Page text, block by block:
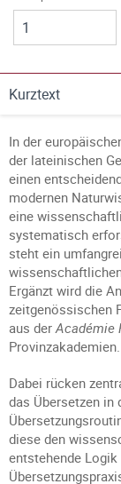
Kurztext
In der
der lateinischen
einen
modernen
eine
systematisch
steht ein
Ergänzt wird die
zeitgenössischen
aus derAcadémie
Provinzakademien.
Dabei rücken
das Übersetzen in
diese den
entstehende